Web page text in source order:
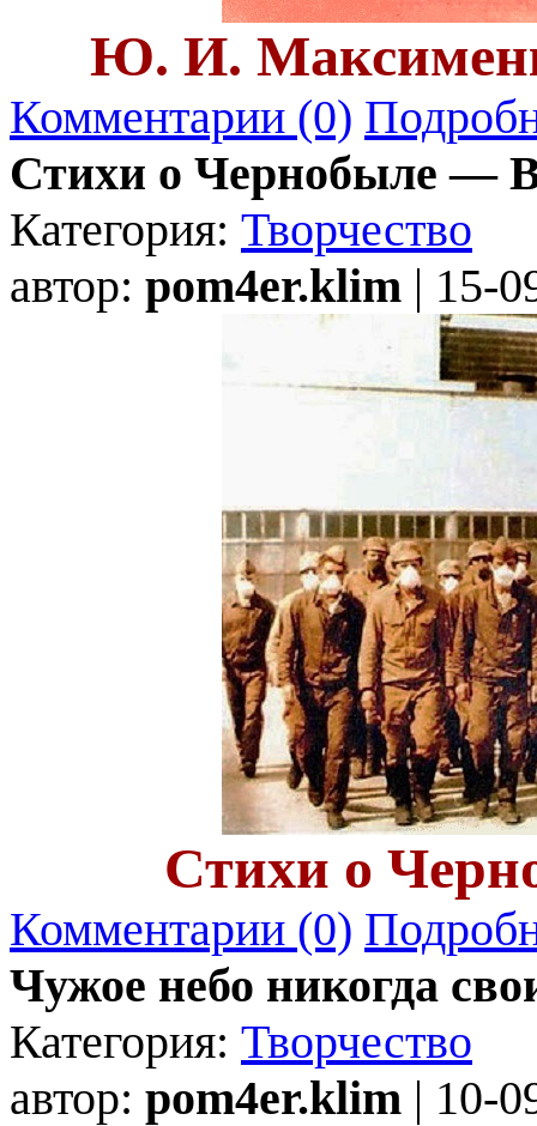
Ю. И.
Комментарии (0)
Стихи о Чернобыле —
Категория: Творчество
автор: pom4er.klim | 15-
Стихи о
Комментарии (0)
Чужое небо никогда
Категория: Творчество
автор: pom4er.klim | 10-